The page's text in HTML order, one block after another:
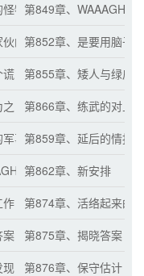
怪物第849章、WAAAGH！
的脑子铁定有问题！！
第852章、是要用脑子
谎
第855章、矮人与绿皮
第866章、练武的对上
事资源
第859章、延后的情报
！！！力场
第862章、新安排
作
第874章、活络起来的
案
第875章、揭晓答案
现
第876章、保守估计